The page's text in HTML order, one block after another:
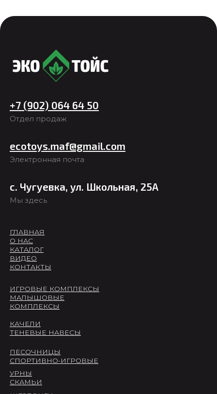
+7 (902) 064 64 50
Отдел продаж
ecotoys.maf@gmail.com
Электронная почта
с. Чугуевка, ул. Школьная, 25А
Мы здесь
ГЛАВНАЯ
ИГРОВЫЕ КОМПЛЕКСЫ
О НАС
КАТАЛОГ
ВИДЕО
КОНТАКТЫ
МАЛЫШОВЫЕ
КОМПЛЕКСЫ
КАЧЕЛИ
ТЕНЕВЫЕ НАВЕСЫ
ПЕСОЧНИЦЫ
СПОРТИВНО-ИГРОВЫЕ
УРНЫ
СКАМЬИ